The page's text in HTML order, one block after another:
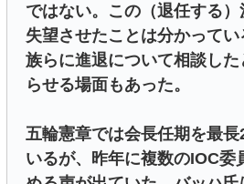
ではない。この（退任する
失望させたことは分かって
族らに進退について相談した
らせる場面もあった。
五輪憲章では会長任期を最
いるが、昨年に複数のIOC委